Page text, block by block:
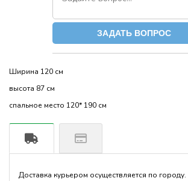
ЗАДАТЬ ВОПРОС
Ширина 120 см
высота 87 см
спальное место 120* 190 см
Доставка курьером осуществляется по городу.